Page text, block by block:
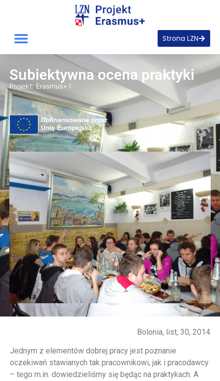
Strona LZN
Subiektywna ocena praktyki
Projekt: Erasmus+ I
Bolonia, list, 30, 2014
Jednym z elementów dobrej pracy jest poznanie
oczekiwań stawianych tak pracownikowi, jak i pracodawcy
– tego m.in. dowiedzieliśmy się będąc na praktykach. A